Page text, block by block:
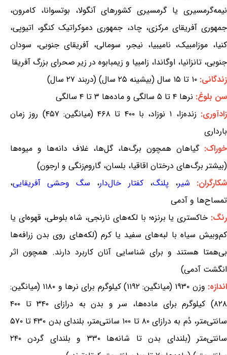
نیمه‌گرمسیری یا گرمسیری کشورهای آنگولا، بوتسوانا، کامرون،
جمهوری آفریقای مرکزی، چاد، جمهوری دموکراتیک کنگو، اتیوپی،
کنیا، موزامبیک، نامیبیا، نیجر، سومالی، آفریقای جنوبی، سودان
جنوبی، تانزانیا، اوگاندا، زامبیا و زیمبابوه در زیر صحرای بزرگ آفریقا
زندگانی: ۱۰ تا ۱۵ سال (بیشینه ۲۵ سال) (دربند ۲۷ سال)
سن بلوغ: نرها ۴ تا ۵ سالگی و ماده‌ها ۳ تا ۴ سالگی
زادآوری:
زنده‌زا، ۱ نوزاد، با ۴۰۰ تا ۴۶۸ (میانگین: ۴۵۷) روز زمان
بارداری
خوراک:گیاهان همچون برگ‌ها، گل‌ها، غلاف دانه‌ها و میوه‌ها
(بیشتر برگ‌های درختان اقاقیا، بلسان، گاروم‌زنگی و ارجون)
شکارگران: شیر، پلنگ،کفتار خال‌دار، سگ وحشی آفریقایی،
تمساح‌ها و آدمی
رنگ: خاکستری یا برنزه؛ با لکه‌های نارنجی، شاه بلوطی، قهوه‌ای یا
کم‌وبیش سیاه با لبه‌های سفید یا کرم (لکه‌های روی بدن زرافه‌ها
بی‌همتا هستند و برای شناسایی آنان کاربرد دارند. همچون اثر
انگشت آدمی)
اندازه:
وزن ۱۹۳۰ (میانگین: ۱۱۹۲) کیلوگرم برای نرها و ۱۱۸۰ (میانگین:
۸۲۸) کیلوگرم برای ماده‌ها، سر و بدن به درازای ۳۴۰ تا ۴۰۰
سانتی‌متر، دُم به درازای ۸۰ تا ۱۰۰ سانتی‌متر، بلندای بدن ۴۳۰ تا ۵۷۰
سانتی‌متر (بلندای بدن تا شانه‌ها ۳۳۰ و بلندای گردن ۲۴۰